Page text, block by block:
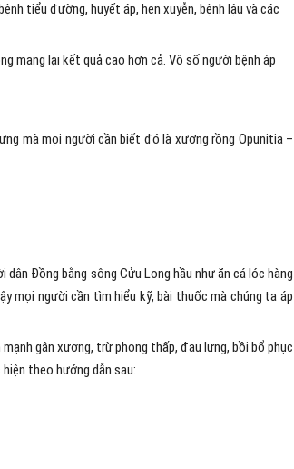
tiểu đường, huyết áp, hen xuyễn, bệnh lậu và các
mang lại kết quả cao hơn cả. Vô số người bệnh áp
mà mọi người cần biết đó là xương rồng Opunitia –
dân Đồng bằng sông Cửu Long hầu như ăn cá lóc hàng
mọi người cần tìm hiểu kỹ, bài thuốc mà chúng ta áp
gân xương, trừ phong thấp, đau lưng, bồi bổ phục
theo hướng dẫn sau: